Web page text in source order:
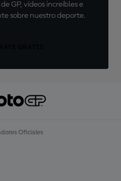
GP, vídeos increíbles e
sobre nuestro deporte.
Oficiales